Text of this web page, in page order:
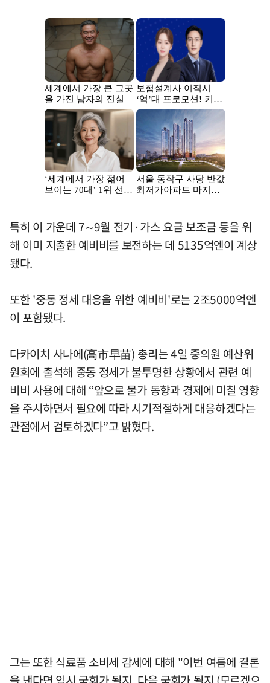
특히 이 가운데 7∼9월 전기·가스 요금 보조금 등을 위
해 이미 지출한 예비비를 보전하는 데 5135억엔이 계상
됐다.
또한 '중동 정세 대응을 위한 예비비'로는 2조5000억엔
이 포함됐다.
다카이치 사나에(高市早苗) 총리는 4일 중의원 예산위
원회에 출석해 중동 정세가 불투명한 상황에서 관련 예
비비 사용에 대해 “앞으로 물가 동향과 경제에 미칠 영향
을 주시하면서 필요에 따라 시기적절하게 대응하겠다는
관점에서 검토하겠다”고 밝혔다.
그는 또한 식료품 소비세 감세에 대해 "이번 여름에 결론